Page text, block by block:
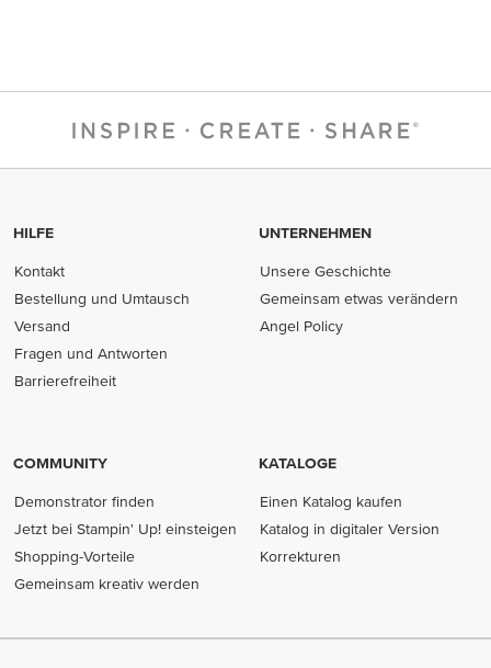
HILFE
Kontakt
Bestellung und Umtausch
Versand
Fragen und Antworten
Barrierefreiheit
UNTERNEHMEN
Unsere Geschichte
Gemeinsam etwas verändern
Angel Policy
COMMUNITY
Demonstrator finden
Jetzt bei Stampin' Up! einsteigen
Shopping-Vorteile
Gemeinsam kreativ werden
KATALOGE
Einen Katalog kaufen
Katalog in digitaler Version
Korrekturen